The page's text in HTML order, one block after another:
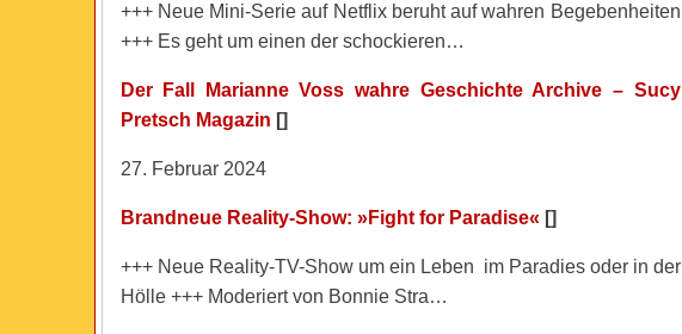
+++ Neue Mini-Serie auf Netflix beruht auf wahren Begebenheiten
+++ Es geht um einen der schockieren…
Der Fall Marianne Voss wahre Geschichte Archive – Sucy
Pretsch Magazin []
27. Februar 2024
Brandneue Reality-Show: »Fight for Paradise« []
+++ Neue Reality-TV-Show um ein Leben im Paradies oder in der
Hölle +++ Moderiert von Bonnie Stra…